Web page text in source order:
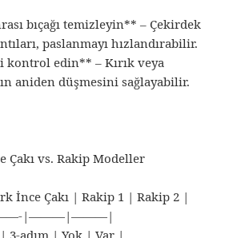
bıçağı temizleyin** – Çekirdek
paslanmayı hızlandırabilir.
edin** – Kırık veya
aniden düşmesini sağlayabilir.
Çakı vs. Rakip Modeller
İnce Çakı | Rakip 1 | Rakip 2 |
|———|———|